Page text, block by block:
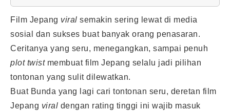
Film Jepang viral semakin sering lewat di media
sosial dan sukses buat banyak orang penasaran.
Ceritanya yang seru, menegangkan, sampai penuh
plot twistmembuat film Jepang selalu jadi pilihan
tontonan yang sulit dilewatkan.
Buat Bunda yang lagi cari tontonan seru, deretan film
Jepang viral dengan rating tinggi ini wajib masuk